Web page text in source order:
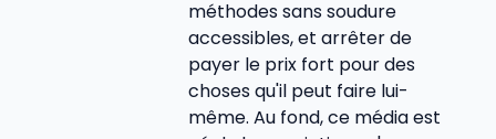
méthodes sans soudure
accessibles, et arrêter de
payer le prix fort pour des
choses qu'il peut faire lui-
même. Au fond, ce média est